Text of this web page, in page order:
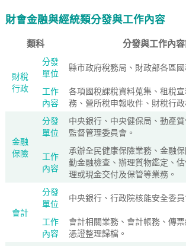
財會金融與經統類分發與工作內容
類科 分發與工作內
財稅
行政
分發
單位
縣市政府稅務局、財政部各區國
工作
內容
各項國稅課稅資料蒐集、租稅
務、營所稅申報收件、財稅行政
金融
保險
分發
單位
中央銀行、中央健保局、動產
監督管理委員會。
工作
內容
承辦全民健康保險業務、金融
勤金融檢查、辦理質物鑑定、
理或現金交付及保管等業務。
會計
分發
單位
中央銀行、行政院核能安全委員
工作
內容
會計相關業務、會計帳務、傳
憑證整理歸檔。